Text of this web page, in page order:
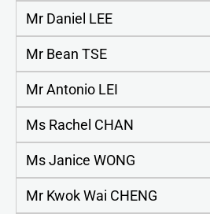
Mr Daniel LEE
Mr Bean TSE
Mr Antonio LEI
Ms Rachel CHAN
Ms Janice WONG
Mr Kwok Wai CHENG